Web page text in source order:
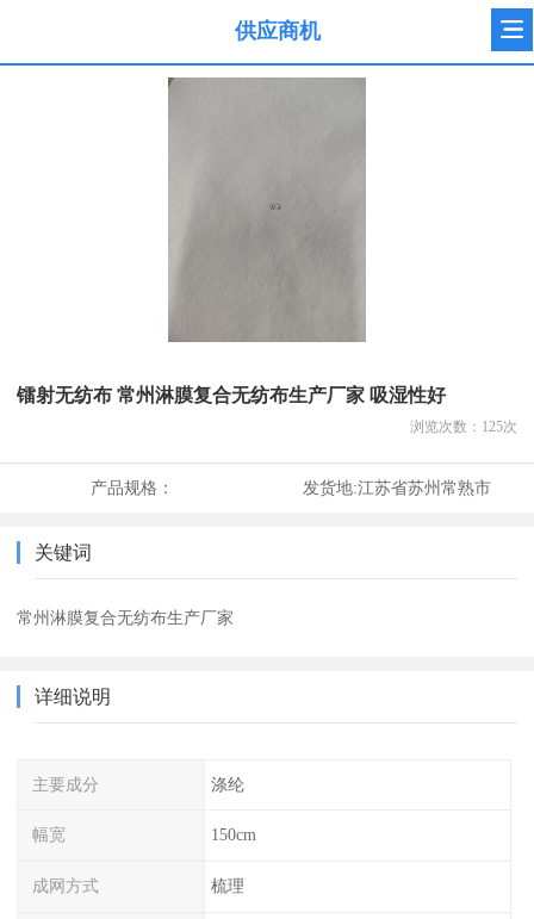
供应商机
镭射无纺布 常州淋膜复合无纺布生产厂家 吸湿性好
浏览次数： 125次
产品规格： 发货地:江苏省苏州常熟市
关键词
常州淋膜复合无纺布生产厂家
详细说明
主要成分 涤纶
幅宽 150cm
成网方式 梳理